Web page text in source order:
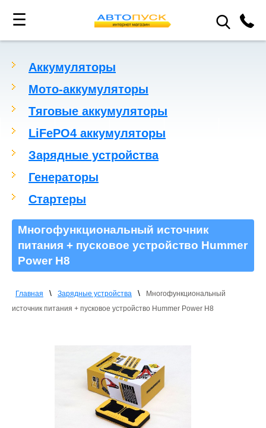
☰
Аккумуляторы
Мото-аккумуляторы
Тяговые аккумуляторы
LiFePO4 аккумуляторы
Зарядные устройства
Генераторы
Стартеры
Многофункциональный источник
питания + пусковое устройство Hummer
Power H8
Главная \ Зарядные устройства \
Многофункциональный
источник питания + пусковое устройство Hummer Power H8